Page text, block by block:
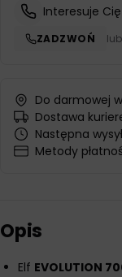
Interesuje
ZADZWOŃ lub
Do darmowej
Dostawa
Następna
Metody
Opis
Elf EVOLUTION